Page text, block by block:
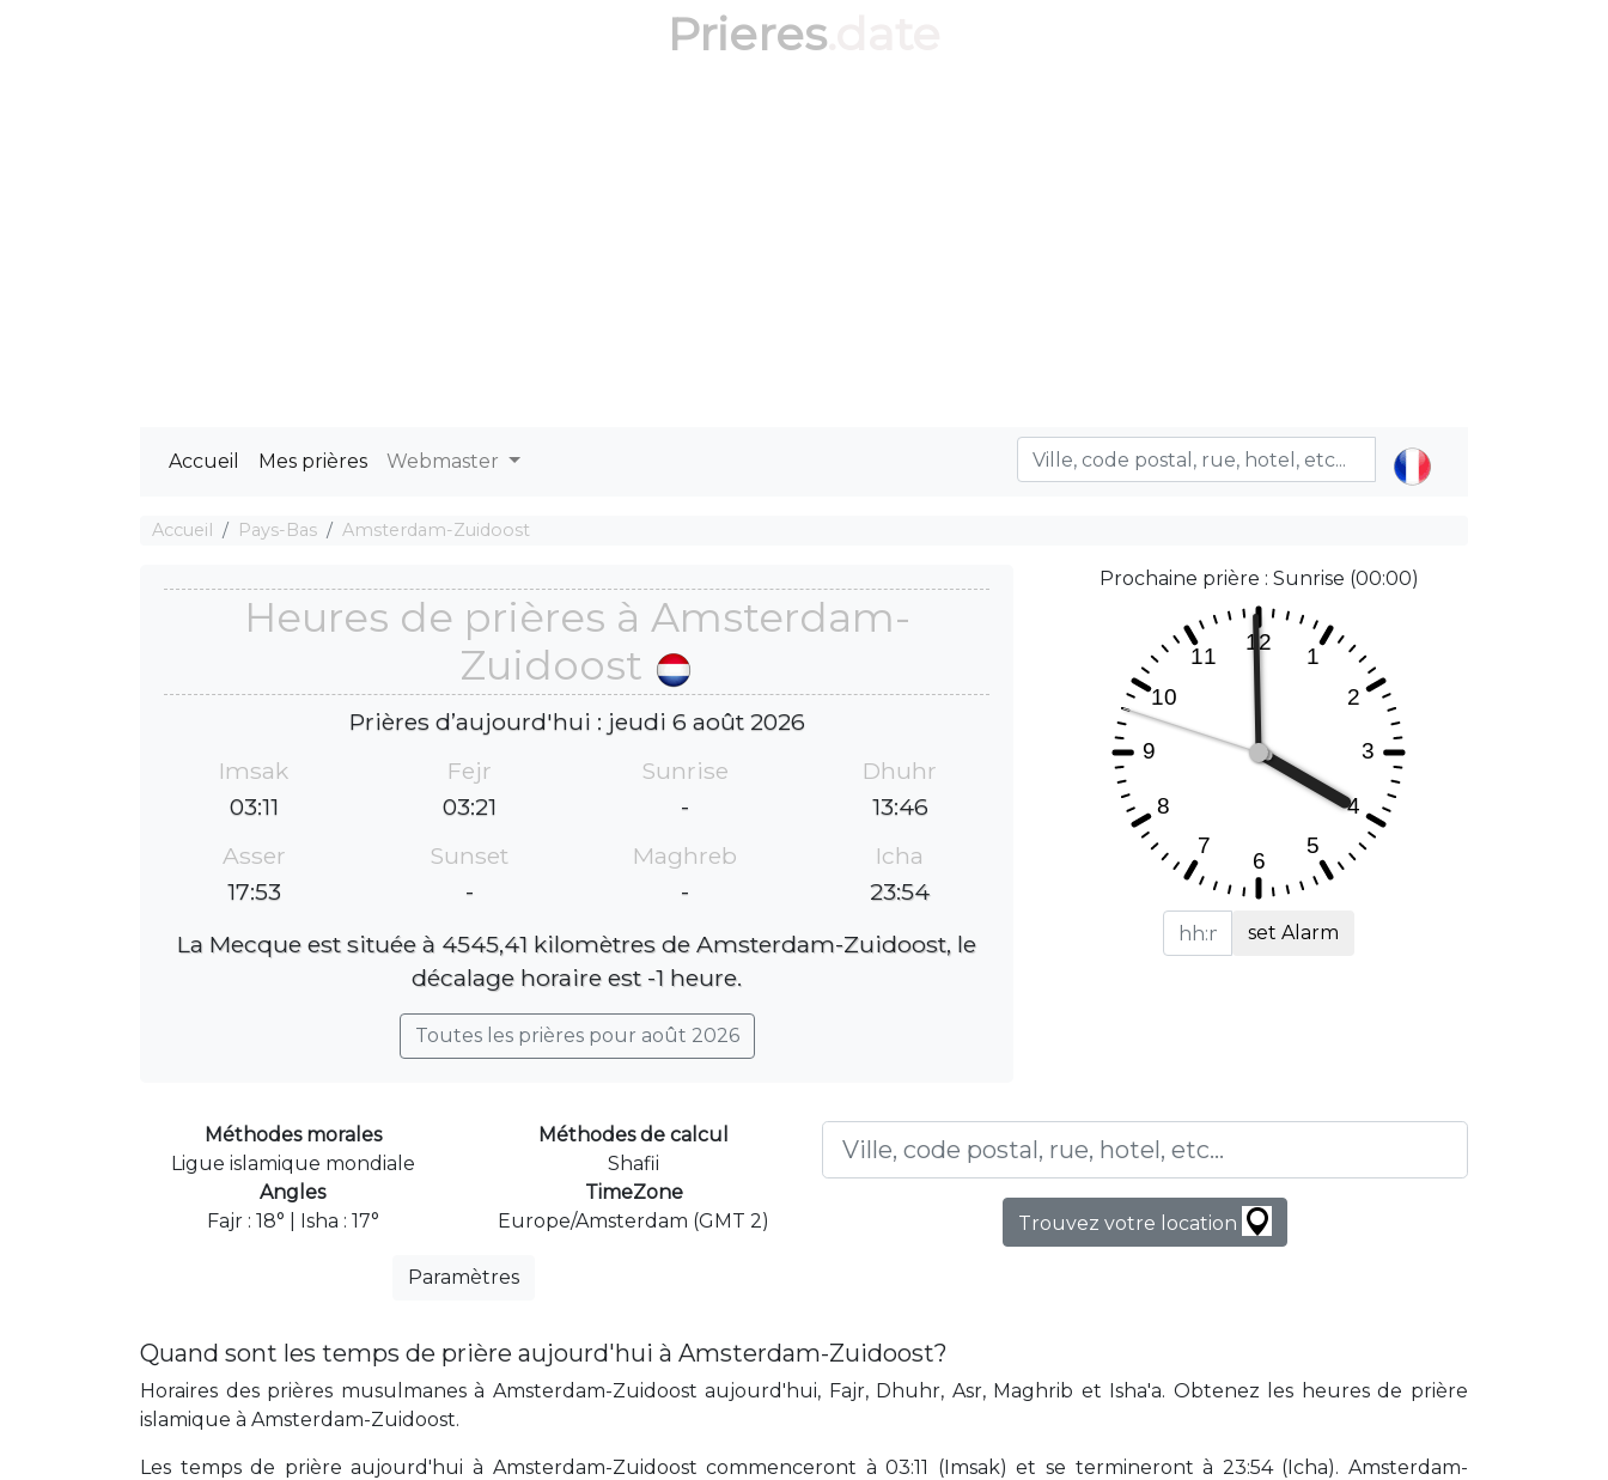
Prieres
Accueil Mes prières Webmaster
Accueil Pays-Bas Amsterdam-Zuidoost
Heures de prières à Amsterdam-
Zuidoost
Prières d’aujourd'hui : jeudi 6 août 2026
Imsak
03:11
Fejr
03:21
Sunrise
-
Dhuhr
13:46
Asser
17:53
Sunset
-
Maghreb
-
Icha
23:54
La Mecque est située à 4545,41 kilomètres de Amsterdam-Zuidoost, le
décalage horaire est -1 heure.
Toutes les prières pour août 2026
Prochaine prière : Sunrise (00:00)
set Alarm
Méthodes morales
Ligue islamique mondiale
Méthodes de calcul
Shafii
Angles
Fajr : 18° | Isha : 17°
TimeZone
Europe/Amsterdam (GMT 2)
Paramètres
Trouvez votre location
Quand sont les temps de prière aujourd'hui à Amsterdam-Zuidoost?
Horaires des prières musulmanes à Amsterdam-Zuidoost aujourd'hui, Fajr, Dhuhr, Asr, Maghrib et Isha'a. Obtenez les heures de prière
islamique à Amsterdam-Zuidoost.
Les temps de prière aujourd'hui à Amsterdam-Zuidoost commenceront à 03:11 (Imsak) et se termineront à 23:54 (Icha). Amsterdam-